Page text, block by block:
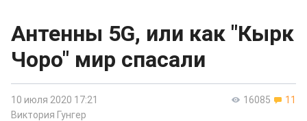
Антенны 5G, или как "Кырк
Чоро" мир спасали
16085 11
10 июля 2020 17:21
Виктория Гунгер